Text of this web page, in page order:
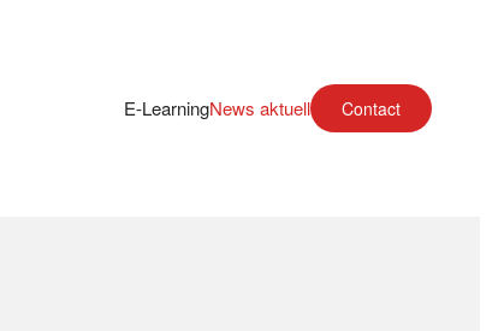
E-LearningNews aktuell Contact